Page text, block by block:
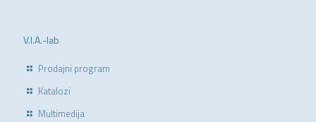
V.I.A.-lab
Prodajni program
Katalozi
Multimedija